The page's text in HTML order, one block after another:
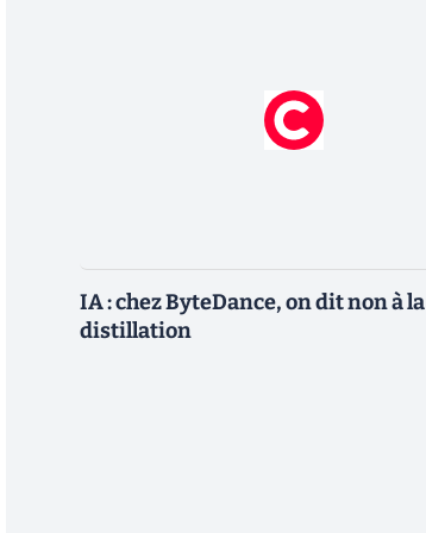
IA : chez ByteDance, on dit non à la
distillation